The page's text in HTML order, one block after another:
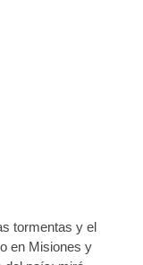
tormentas y el
en Misiones y